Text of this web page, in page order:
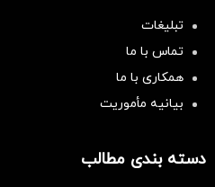
تبلیغات
تماس با ما
همکاری با ما
بیانیه مأموریت
دسته بندی مطالب